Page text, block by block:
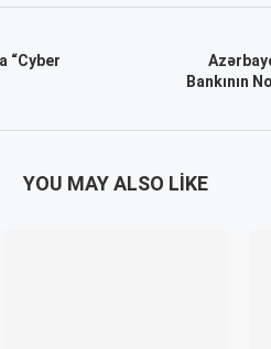
“Cyber
Bankının
YOU MAY ALSO LIKE